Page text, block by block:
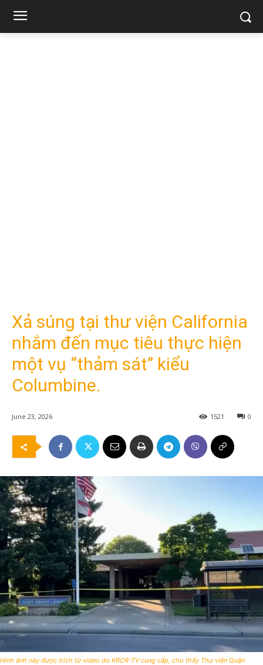
Xả súng tại thư viện California
nhắm đến mục tiêu thực hiện
một vụ “thảm sát” kiểu
Columbine.
June 23, 2026 0
1521
Hình ảnh này được trích từ video do KRCR-TV cung cấp, cho thấy Thư viện Quận